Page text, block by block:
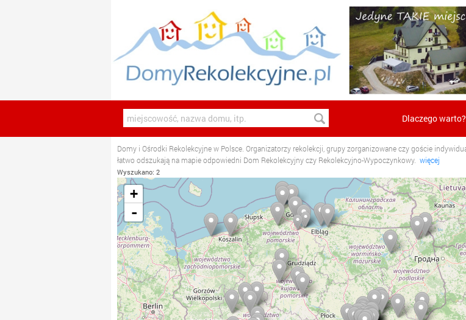
Dlaczego warto?
Domy i Ośrodki Rekolekcyjne w Polsce. Organizatorzy rekolekcji, grupy zorganizowane czy goście
łatwo odszukają na mapie odpowiedni Dom Rekolekcyjny czy Rekolekcyjno-Wypoczynkowy. więcej
Wyszukano: 2
+
-